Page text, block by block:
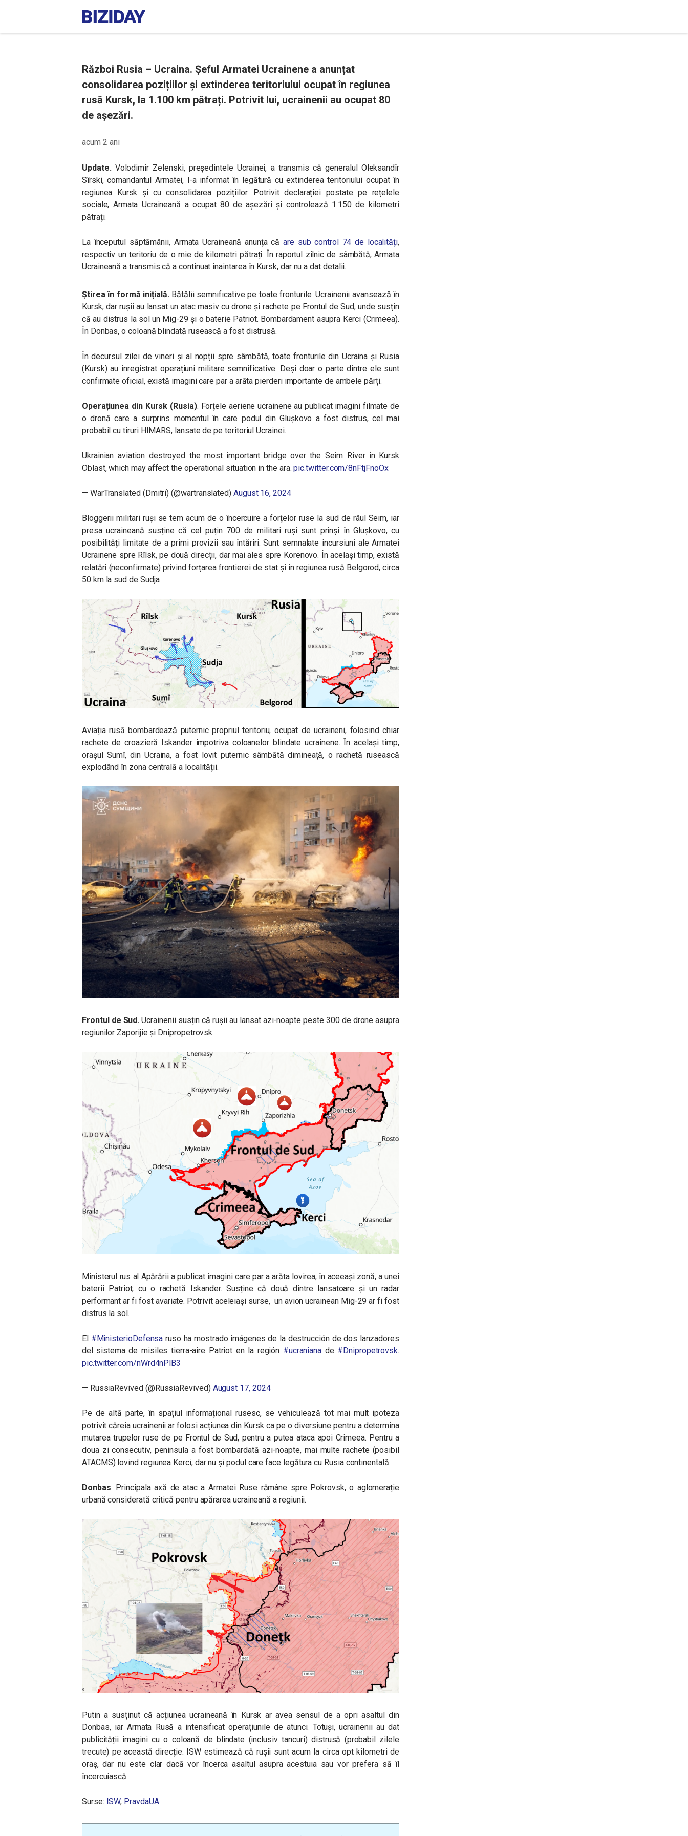
Război Rusia – Ucraina. Șeful Armatei Ucrainene a anunțat
consolidarea pozițiilor și extinderea teritoriului ocupat în regiunea
rusă Kursk, la 1.100 km pătrați. Potrivit lui, ucrainenii au ocupat 80
de așezări.
acum 2 ani
Update. Volodimir Zelenski, președintele Ucrainei, a transmis că generalul Oleksandîr
Sîrski, comandantul Armatei, l-a informat în legătură cu extinderea teritoriului ocupat în
regiunea Kursk și cu consolidarea pozițiilor. Potrivit declarației postate pe rețelele
sociale, Armata Ucraineană a ocupat 80 de așezări și controlează 1.150 de kilometri
pătrați.
La începutul săptămânii, Armata Ucraineană anunța căare sub control 74 de localități,
respectiv un teritoriu de o mie de kilometri pătrați. În raportul zilnic de sâmbătă, Armata
Ucraineană a transmis că a continuat înaintarea în Kursk, dar nu a dat detalii.
Știrea în formă inițială.Bătălii semnificative pe toate fronturile. Ucrainenii avansează în
Kursk, dar rușii au lansat un atac masiv cu drone și rachete pe Frontul de Sud, unde susțin
că au distrus la sol un Mig-29 și o baterie Patriot. Bombardament asupra Kerci (Crimeea).
În Donbas, o coloană blindată rusească a fost distrusă.
În decursul zilei de vineri și al nopții spre sâmbătă, toate fronturile din Ucraina și Rusia
(Kursk) au înregistrat operațiuni militare semnificative. Deși doar o parte dintre ele sunt
confirmate oficial, există imagini care par a arăta pierderi importante de ambele părți.
Operațiunea din Kursk (Rusia). Forțele aeriene ucrainene au publicat imagini filmate de
o dronă care a surprins momentul în care podul din Glușkovo a fost distrus, cel mai
probabil cu tiruri HIMARS, lansate de pe teritoriul Ucrainei.
Ukrainian aviation destroyed the most important bridge over the Seim River in Kursk
Oblast, which may affect the operational situation in the ara.pic.twitter.com/8nFtjFnoOx
— WarTranslated (Dmitri) (@wartranslated) August 16, 2024
Bloggerii militari ruși se tem acum de o încercuire a forțelor ruse la sud de râul Seim, iar
presa ucraineană susține că cel puțin 700 de militari ruși sunt prinși în Glușkovo, cu
posibilități limitate de a primi provizii sau întăriri. Sunt semnalate incursiuni ale Armatei
Ucrainene spre Rîlsk, pe două direcții, dar mai ales spre Korenovo. În același timp, există
relatări (neconfirmate) privind forțarea frontierei de stat și în regiunea rusă Belgorod, circa
50 km la sud de Sudja.
Aviația rusă bombardează puternic propriul teritoriu, ocupat de ucraineni, folosind chiar
rachete de croazieră Iskander împotriva coloanelor blindate ucrainene. În același timp,
orașul Sumî, din Ucraina, a fost lovit puternic sâmbătă dimineață, o rachetă rusească
explodând în zona centrală a localității.
Frontul de Sud. Ucrainenii susțin că rușii au lansat azi-noapte peste 300 de drone asupra
regiunilor Zaporijie și Dnipropetrovsk.
Ministerul rus al Apărării a publicat imagini care par a arăta lovirea, în aceeași zonă, a unei
baterii Patriot, cu o rachetă Iskander. Susține că două dintre lansatoare și un radar
performant ar fi fost avariate. Potrivit aceleiași surse, un avion ucrainean Mig-29 ar fi fost
distrus la sol.
El #MinisterioDefensa ruso ha mostrado imágenes de la destrucción de dos lanzadores
del sistema de misiles tierra-aire Patriot en la región #ucraniana de #Dnipropetrovsk.
pic.twitter.com/nWrd4nPlB3
— RussiaRevived (@RussiaRevived) August 17, 2024
Pe de altă parte, în spațiul informațional rusesc, se vehiculează tot mai mult ipoteza
potrivit căreia ucrainenii ar folosi acțiunea din Kursk ca pe o diversiune pentru a determina
mutarea trupelor ruse de pe Frontul de Sud, pentru a putea ataca apoi Crimeea. Pentru a
doua zi consecutiv, peninsula a fost bombardată azi-noapte, mai multe rachete (posibil
ATACMS) lovind regiunea Kerci, dar nu și podul care face legătura cu Rusia continentală.
Donbas. Principala axă de atac a Armatei Ruse rămâne spre Pokrovsk, o aglomerație
urbană considerată critică pentru apărarea ucraineană a regiunii.
Putin a susținut că acțiunea ucraineană în Kursk ar avea sensul de a opri asaltul din
Donbas, iar Armata Rusă a intensificat operațiunile de atunci. Totuși, ucrainenii au dat
publicității imagini cu o coloană de blindate (inclusiv tancuri) distrusă (probabil zilele
trecute) pe această direcție. ISW estimează că rușii sunt acum la circa opt kilometri de
oraș, dar nu este clar dacă vor încerca asaltul asupra acestuia sau vor prefera să îl
încercuiască.
Surse: ISW, PravdaUA